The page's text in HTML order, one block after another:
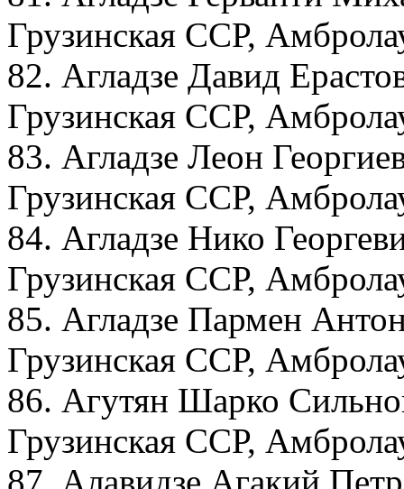
Грузинская ССР,
82. Агладзе Давид
Грузинская ССР,
83. Агладзе Леон
Грузинская ССР,
84. Агладзе Нико
Грузинская ССР,
85. Агладзе Пармен
Грузинская ССР,
86. Агутян Шарко
Грузинская ССР,
87. Алавидзе Агакий